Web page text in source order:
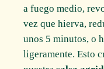
a fuego medio,
vez que hierva,
unos 5 minutos, o
ligeramente. Esto